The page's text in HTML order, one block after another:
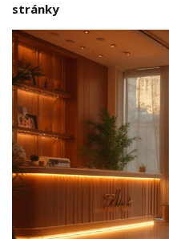
stránky